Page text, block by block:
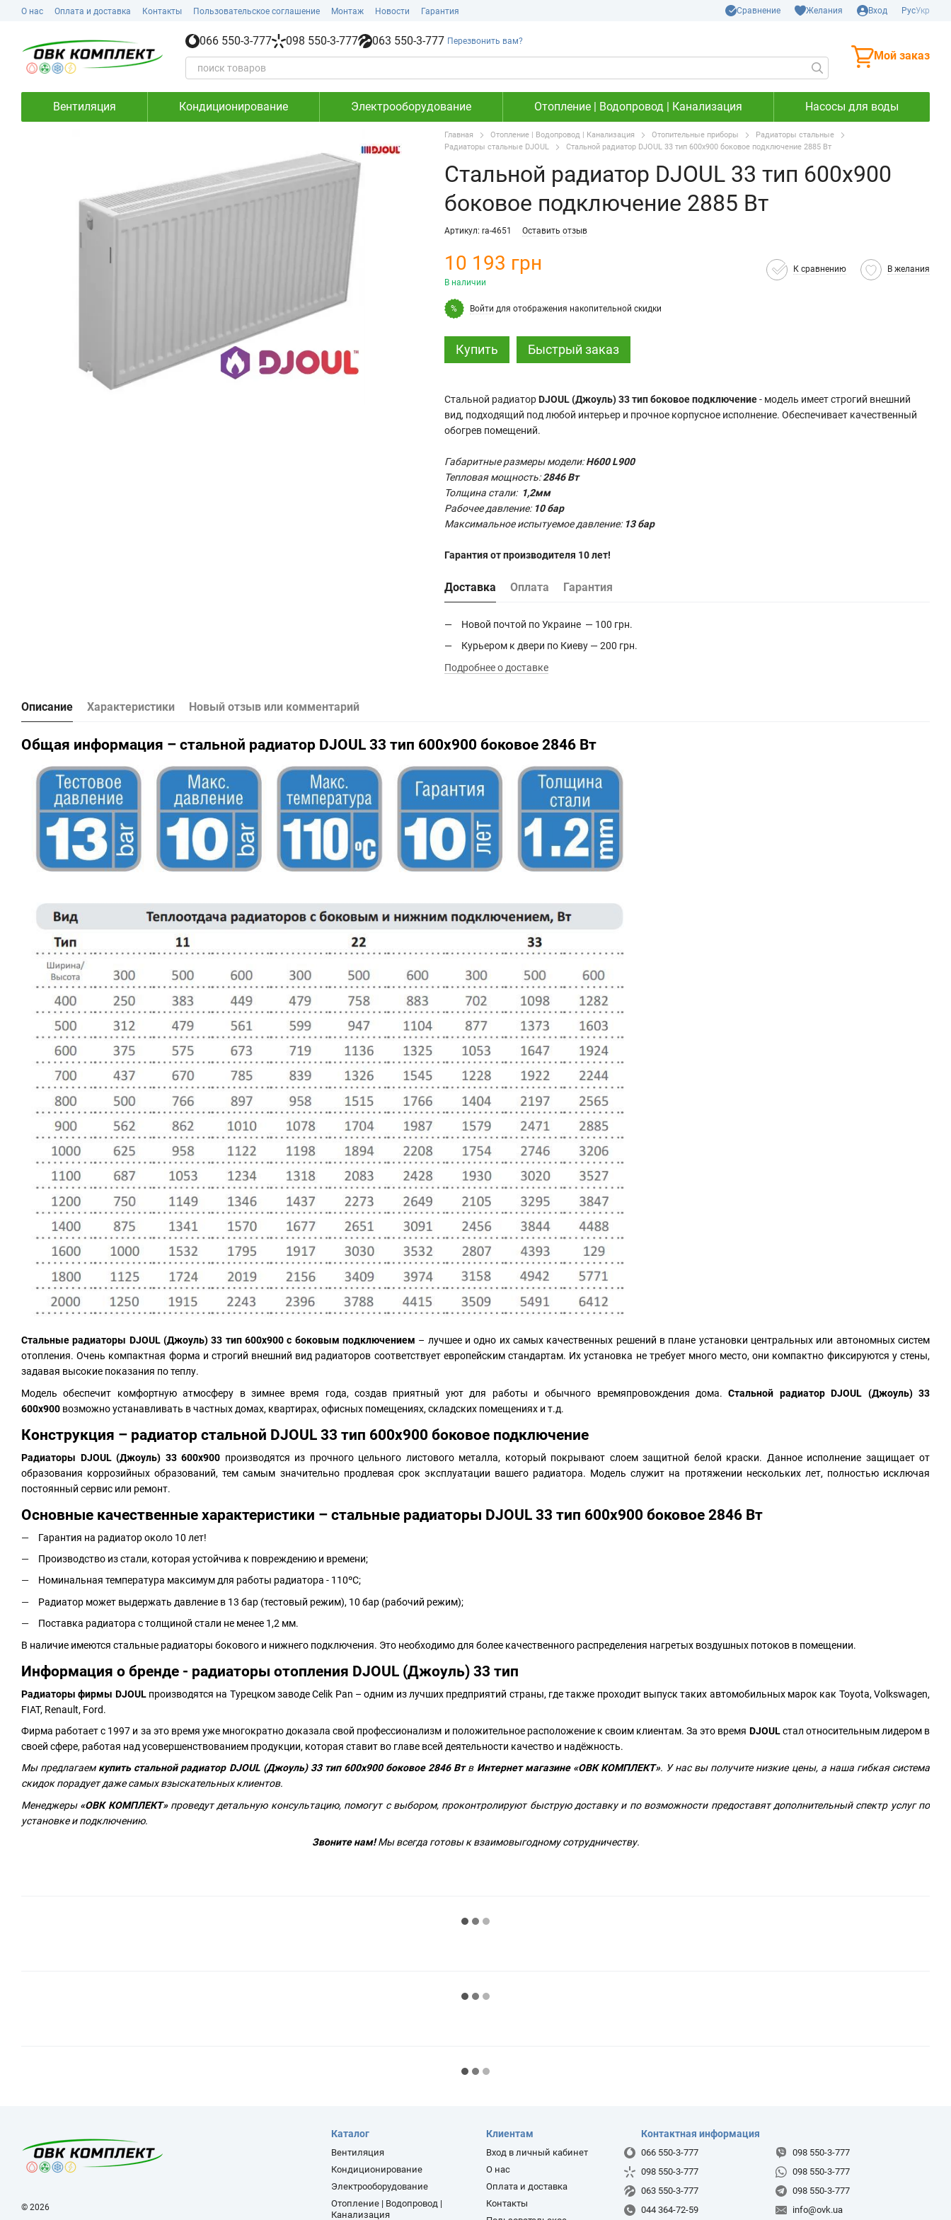
Перейти к основному контенту
О нас Оплата и доставка Контакты Пользовательское соглашение Монтаж Новости Гарантия Сравнение Желания Вход РусУкр
066 550-3-777 098 550-3-777 063 550-3-777 Перезвонить вам?
Мой заказ
Вентиляция Кондиционирование Электрооборудование Отопление | Водопровод | Канализация Насосы для воды
Главная Отопление | Водопровод | Канализация Отопительные приборы
Радиаторы стальные
Радиаторы стальные DJOUL
Стальной радиатор DJOUL 33 тип 600х900 боковое подключение 2885 Вт
Стальной радиатор DJOUL 33 тип 600х900
боковое подключение 2885 Вт
Артикул: ra-4651 Оставить отзыв
10 193 грн
В наличии
К сравнению В желания
% Войти для отображения накопительной скидки
Купить Быстрый заказ
Стальной радиаторDJOUL (Джоуль) 33 тип боковое подключение- модель имеет строгий внешний
вид, подходящий под любой интерьер и прочное корпусное исполнение. Обеспечивает качественный
обогрев помещений.
Габаритные размеры модели: H600 L900
Тепловая мощность:2846 Вт
Толщина стали: 1,2мм
Рабочее давление:10 бар
Максимальное испытуемое давление:13 бар
Гарантия от производителя 10 лет!
Доставка Оплата Гарантия
Новой почтой по Украине — 100 грн.
Курьером к двери по Киеву — 200 грн.
Подробнее о доставке
Описание Характеристики Новый отзыв или комментарий
Общая информация – стальной радиатор DJOUL 33 тип 600х900 боковое 2846 Вт
Стальные радиаторы DJOUL (Джоуль) 33 тип 600х900 с боковым подключением – лучшее и одно их самых качественных решений в плане установки центральных или автономных систем
отопления. Очень компактная форма и строгий внешний вид радиаторов соответствует европейским стандартам. Их установка не требует много место, они компактно фиксируются у стены,
задавая высокие показания по теплу.
Модель обеспечит комфортную атмосферу в зимнее время года, создав приятный уют для работы и обычного времяпровождения дома.Стальной радиатор DJOUL (Джоуль) 33
600х900 возможно устанавливать в частных домах, квартирах, офисных помещениях, складских помещениях и т.д.
Конструкция – радиатор стальной DJOUL 33 тип 600х900 боковое подключение
Радиаторы DJOUL (Джоуль) 33 600х900 производятся из прочного цельного листового металла, который покрывают слоем защитной белой краски. Данное исполнение защищает от
образования коррозийных образований, тем самым значительно продлевая срок эксплуатации вашего радиатора. Модель служит на протяжении нескольких лет, полностью исключая
постоянный сервис или ремонт.
Основные качественные характеристики – стальные радиаторы DJOUL 33 тип 600х900 боковое 2846 Вт
Гарантия на радиатор около 10 лет!
Производство из стали, которая устойчива к повреждению и времени;
Номинальная температура максимум для работы радиатора - 110ºС;
Радиатор может выдержать давление в 13 бар (тестовый режим), 10 бар (рабочий режим);
Поставка радиатора с толщиной стали не менее 1,2 мм.
В наличие имеются стальные радиаторы бокового и нижнего подключения. Это необходимо для более качественного распределения нагретых воздушных потоков в помещении.
Информация о бренде - радиаторы отопления DJOUL (Джоуль) 33 тип
Радиаторы фирмы DJOULпроизводятся на Турецком заводе Celik Pan – одним из лучших предприятий страны, где также проходит выпуск таких автомобильных марок как Toyota, Volkswagen,
FIAT, Renault, Ford.
Фирма работает с 1997 и за это время уже многократно доказала свой профессионализм и положительное расположение к своим клиентам. За это время DJOULстал относительным лидером в
своей сфере, работая над усовершенствованием продукции, которая ставит во главе всей деятельности качество и надёжность.
Мы предлагаем купить стальной радиаторDJOUL (Джоуль) 33 тип 600х900 боковое 2846 Втв Интернет магазине «ОВК КОМПЛЕКТ». У нас вы получите низкие цены, а наша гибкая система
скидок порадует даже самых взыскательных клиентов.
Менеджеры «ОВК КОМПЛЕКТ»проведут детальную консультацию, помогут с выбором, проконтролируют быструю доставку и по возможности предоставят дополнительный спектр услуг по
установке и подключению.
Звоните нам!Мы всегда готовы к взаимовыгодному сотрудничеству.
© 2026
Каталог
Вентиляция
Кондиционирование
Электрооборудование
Отопление | Водопровод |
Канализация
Клиентам
Вход в личный кабинет
О нас
Оплата и доставка
Контакты
Контактная информация
066 550-3-777
098 550-3-777
063 550-3-777
044 364-72-59
098 550-3-777
098 550-3-777
098 550-3-777
info@ovk.ua